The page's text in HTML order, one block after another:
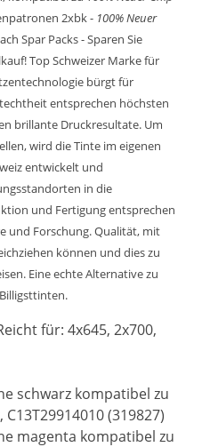
2xbk - 100% Neuer
Spar Packs - Sparen Sie
Top Schweizer Marke für
bürgt für
entsprechen höchsten
brillante Druckresultate. Um
wird die Tinte im eigenen
entwickelt und
in die
und Fertigung entsprechen
und Forschung. Qualität, mit
können und dies zu
Eine echte Alternative zu
für: 4x645, 2x700,
schwarz kompatibel zu
C13T29914010 (319827)
magenta kompatibel zu